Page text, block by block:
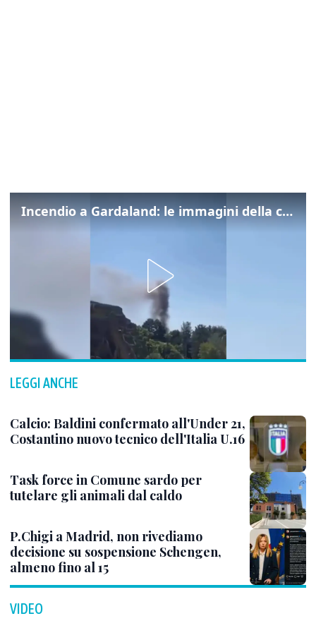
Incendio a Gardaland: le immagini della colonna di fumo
LEGGI ANCHE
Calcio: Baldini confermato all'Under 21,
Costantino nuovo tecnico dell'Italia U.16
Task force in Comune sardo per
tutelare gli animali dal caldo
P.Chigi a Madrid, non rivediamo
decisione su sospensione Schengen,
almeno fino al 15
VIDEO